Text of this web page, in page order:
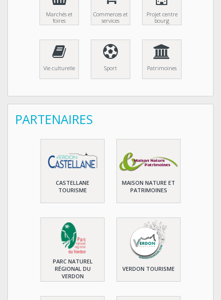
Marchés et
foires
Commerces et
services
Projet centre
bourg
Vie culturelle Sport Patrimoines
PARTENAIRES
CASTELLANE
TOURISME
MAISON NATURE ET
PATRIMOINES
PARC NATUREL
RÉGIONAL DU
VERDON
VERDON TOURISME